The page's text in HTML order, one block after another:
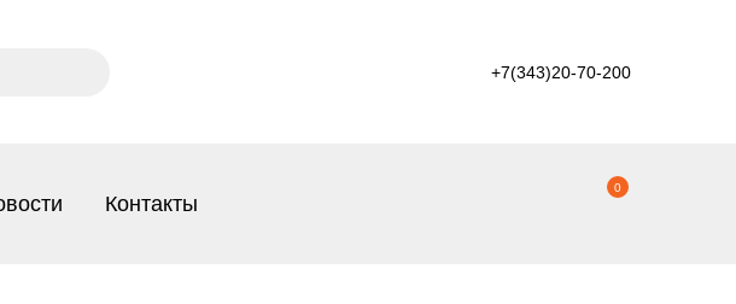
+7(343)20-70-200
Контакты
0